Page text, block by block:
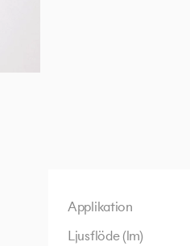
Applikation
Ljusflöde (lm)